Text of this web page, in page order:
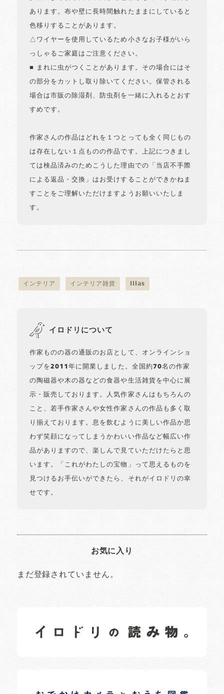
あります。布や壁に長時間触れたままにしていると
色移りすることがあります。
△ワイヤーを使用しているため小さなお子様がいら
っしゃるご家庭はご注意ください。
■ まれに虫がつくことがあります。その場合にはそ
の部分をカットし取り除いてください。保管される
場合は市販の除湿剤、防虫剤を一緒に入れるとおす
すめです。
作家さんの作品はどれを１つとっても全く同じもの
は存在しない１点ものの作品です。上記につきまし
ては検品済みのためこうした理由での「当店不手際
による返品・交換」はお受けすることができかねま
すことをご理解いただけますようお願いいたしま
す。
インテリア インテリア雑貨 lilas
イロドリについて
作家ものの器の通販のお店として、オンラインショ
ップを2011年に開業しました。全国約70名の作家
の陶磁器や木の器などの食器や生活雑貨を中心に展
示・販売しております。人気作家さんはもちろんの
こと、若手作家さんや女性作家さんの作品も多く取
り揃えております。息を飲むように美しい作品か思
わず笑顔になってしまうかわいい作品など幅広い作
品がありますので、楽しんで見ていただけたらと思
います。「これがわたしの宝物」って思えるものを
見つけるお手伝いができたら、それがイロドリの幸
せです。
お気に入り
まだ登録されていません。
日常の様子など随時更新中です。
日常の様子など随時更新中です。